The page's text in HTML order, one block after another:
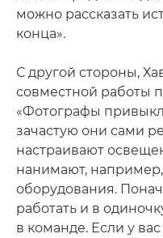
можно рассказать
конца».
С другой стороны,
совместной работы
«Фотографы
зачастую они сами
настраивают
нанимают,
оборудования.
работать и в
в команде. Если у